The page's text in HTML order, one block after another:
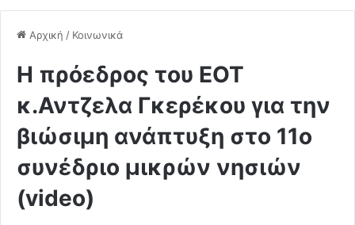
Αρχική / Κοινωνικά
Η πρόεδρος του ΕΟΤ
κ.Αντζελα Γκερέκου για την
βιώσιμη ανάπτυξη στο 11ο
συνέδριο μικρών νησιών
(video)